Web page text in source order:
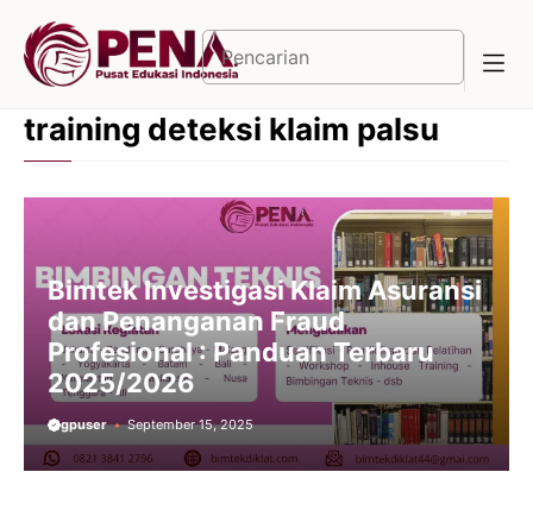
Cari
training deteksi klaim palsu
Bimtek Investigasi Klaim Asuransi
dan Penanganan Fraud
Profesional : Panduan Terbaru
2025/2026
gpuser September 15, 2025